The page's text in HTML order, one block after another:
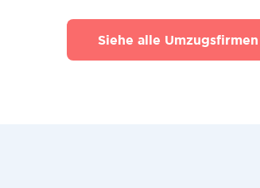
Siehe alle Umzugsfirmen